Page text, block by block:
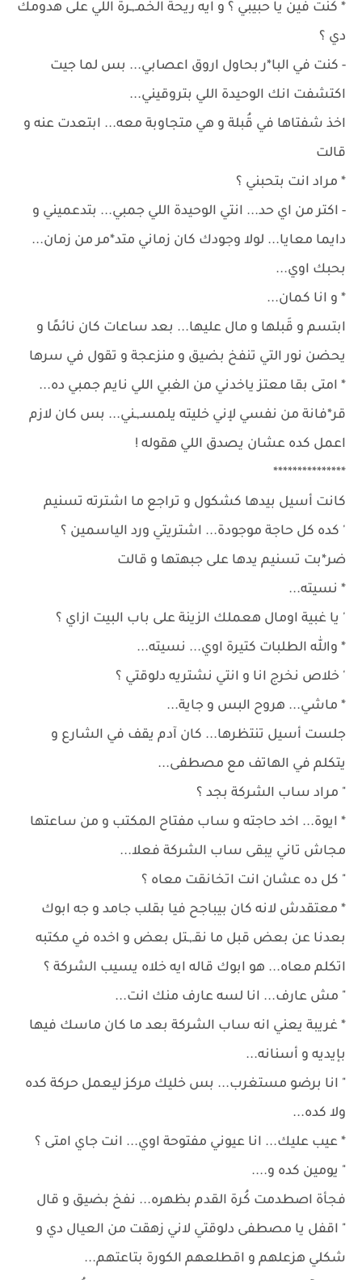
* كنت فين يا حبيبي ؟ و ايه ريحة الخمـ,ـرة اللي على هدومك
دي ؟
- كنت في البا*ر بحاول اروق اعصابي... بس لما جيت
اكتشفت انك الوحيدة اللي بتروقيني...
اخذ شفتاها في قُبلة و هي متجاوبة معه... ابتعدت عنه و
قالت
* مراد انت بتحبني ؟
- اكتر من اي حد... انتي الوحيدة اللي جمبي... بتدعميني و
دايما معايا... لولا وجودك كان زماني متد*مر من زمان...
بحبك اوي...
* و انا كمان...
ابتسم و قَبلها و مال عليها... بعد ساعات كان نائمًا و
يحضن نور التي تنفخ بضيق و منزعجة و تقول في سرها
* امتى بقا معتز ياخدني من الغبي اللي نايم جمبي ده...
قر*فانة من نفسي لإني خليته يلمسـ,ـني... بس كان لازم
اعمل كده عشان يصدق اللي هقوله !
***************
كانت أسيل بيدها كشكول و تراجع ما اشترته تسنيم
' كده كل حاجة موجودة... اشتريتي ورد الياسمين ؟
ضر*بت تسنيم يدها على جبهتها و قالت
* نسيته...
' يا غبية اومال هعملك الزينة على باب البيت ازاي ؟
* والله الطلبات كتيرة اوي... نسيته...
' خلاص نخرج انا و انتي نشتريه دلوقتي ؟
* ماشي... هروح البس و جاية...
جلست أسيل تنتظرها... كان آدم يقف في الشارع و
يتكلم في الهاتف مع مصطفى...
" مراد ساب الشركة بجد ؟
* ايوة... اخد حاجته و ساب مفتاح المكتب و من ساعتها
مجاش تاني يبقى ساب الشركة فعلا...
" كل ده عشان انت اتخانقت معاه ؟
* معتقدش لانه كان بيباجح فيا بقلب جامد و جه ابوك
بعدنا عن بعض قبل ما نقـ,ـتل بعض و اخده في مكتبه
اتكلم معاه... هو ابوك قاله ايه خلاه يسيب الشركة ؟
" مش عارف... انا لسه عارف منك انت...
* غريبة يعني انه ساب الشركة بعد ما كان ماسك فيها
بإيديه و أسنانه...
" انا برضو مستغرب... بس خليك مركز ليعمل حركة كده
ولا كده...
* عيب عليك... انا عيوني مفتوحة اوي... انت جاي امتى ؟
" يومين كده و....
فجأة اصطدمت كُرة القدم بظهره... نفخ بضيق و قال
" اقفل يا مصطفى دلوقتي لاني زهقت من العيال دي و
شكلي هزعلهم و اقطلعهم الكورة بتاعتهم...